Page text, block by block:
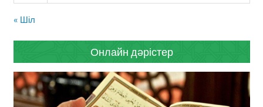
« Шіл
Онлайн дәрістер